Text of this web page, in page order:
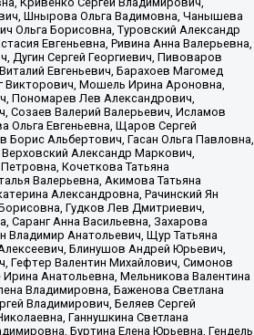
Шнырова Ольга Вадимовна, Чанышева
Ольга Борисовна, Туровский Александр
Евгеньевна, Ривина Анна Валерьевна,
Дугин Сергей Георгиевич, Пивоваров
Евгеньевич, Барахоев Магомед
Викторович, Мошель Ирина Ароновна,
Пономарев Лев Александрович,
Созаев Валерий Валерьевич, Исламов
Ольга Евгеньевна, Щаров Сергей
Борис Альбертович, Гасан Ольга Павловна,
Александр Маркович,
Кочеткова Татьяна
Валерьевна, Акимова Татьяна
Александровна, Рачинский Ян
Гудков Лев Дмитриевич,
Саранг Анна Васильевна, Захарова
Владимир Анатольевич, Щур Татьяна
Блинушов Андрей Юрьевич,
Гефтер Валентин Михайлович, Симонов
Анатольевна, Мельникова Валентина
Владимировна, Баженова Светлана
Владимирович, Беляев Сергей
Ганнушкина Светлана
Буртина Елена Юрьевна, Гендель